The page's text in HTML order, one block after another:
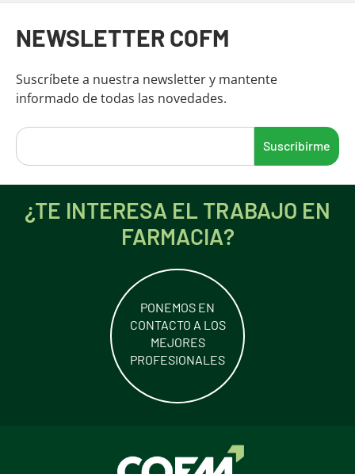
NEWSLETTER COFM
Suscríbete a nuestra newsletter y mantente
informado de todas las novedades.
¿TE INTERESA EL TRABAJO EN
FARMACIA?
PONEMOS EN
CONTACTO A LOS
MEJORES
PROFESIONALES